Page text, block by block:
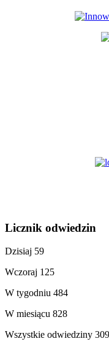
Licznik odwiedzin
Dzisiaj 59
Wczoraj 125
W tygodniu 484
W miesiącu 828
Wszystkie odwiedziny